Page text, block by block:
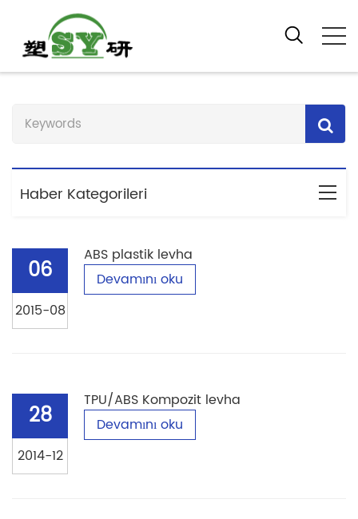
Ev
Haber Kategorileri
06
2015-08
ABS plastik levha
Devamını oku
28
2014-12
TPU/ABS Kompozit levha
Devamını oku